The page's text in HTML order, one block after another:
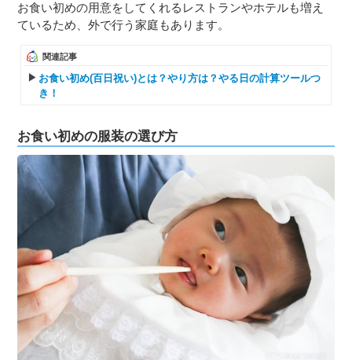
お食い初めの用意をしてくれるレストランやホテルも増え
ているため、外で行う家庭もあります。
関連記事
お食い初め(百日祝い)とは？やり方は？やる日の計算ツールつ
き！
お食い初めの服装の選び方